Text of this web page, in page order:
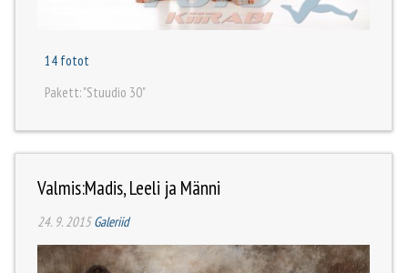
14 fotot
Pakett: "Stuudio 30"
Valmis:Madis, Leeli ja Männi
24. 9. 2015Galeriid